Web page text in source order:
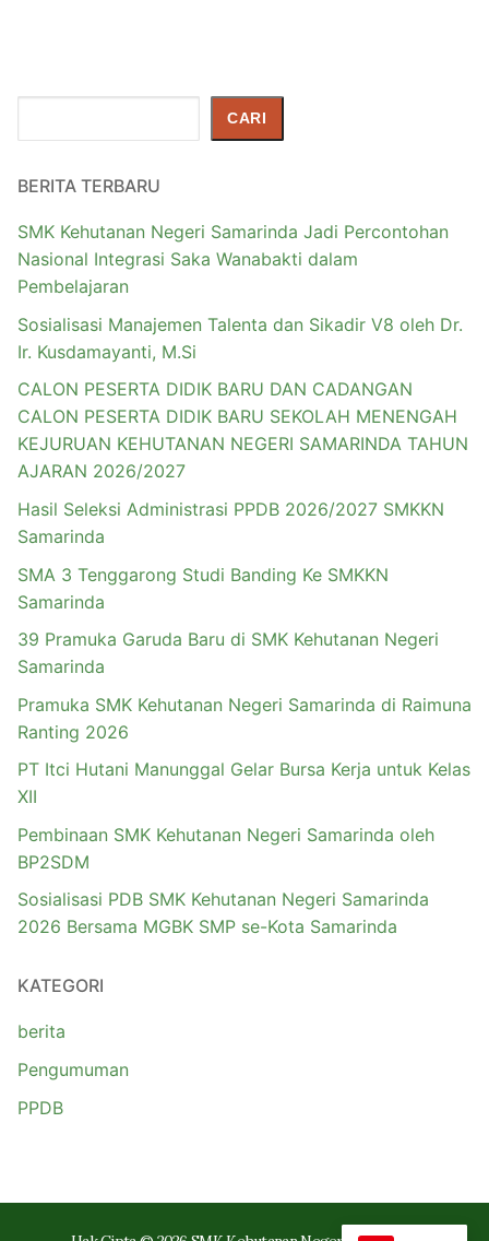
CARI
BERITA TERBARU
SMK Kehutanan Negeri Samarinda Jadi Percontohan
Nasional Integrasi Saka Wanabakti dalam
Pembelajaran
Sosialisasi Manajemen Talenta dan Sikadir V8 oleh Dr.
Ir. Kusdamayanti, M.Si
CALON PESERTA DIDIK BARU DAN CADANGAN
CALON PESERTA DIDIK BARU SEKOLAH MENENGAH
KEJURUAN KEHUTANAN NEGERI SAMARINDA TAHUN
AJARAN 2026/2027
Hasil Seleksi Administrasi PPDB 2026/2027 SMKKN
Samarinda
SMA 3 Tenggarong Studi Banding Ke SMKKN
Samarinda
39 Pramuka Garuda Baru di SMK Kehutanan Negeri
Samarinda
Pramuka SMK Kehutanan Negeri Samarinda di Raimuna
Ranting 2026
PT Itci Hutani Manunggal Gelar Bursa Kerja untuk Kelas
XII
Pembinaan SMK Kehutanan Negeri Samarinda oleh
BP2SDM
Sosialisasi PDB SMK Kehutanan Negeri Samarinda
2026 Bersama MGBK SMP se-Kota Samarinda
KATEGORI
berita
Pengumuman
PPDB